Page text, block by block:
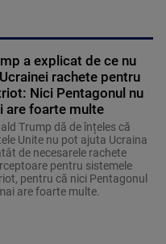
a explicat de ce nu
rachete pentru
Nici Pentagonul nu
are foarte multe
Trump dă de înțeles că
Unite nu pot ajuta Ucraina
de necesarele rachete
pentru sistemele
pentru că nici Pentagonul
are foarte multe.